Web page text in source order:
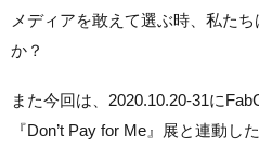
メディアを敢えて選ぶ時、私た
か？
また今回は、2020.10.20-31に
『Don’t Pay for Me』展と連動